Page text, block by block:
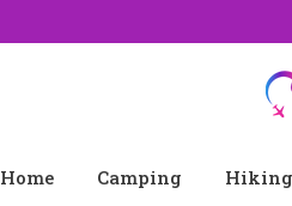
Home Camping Hiking